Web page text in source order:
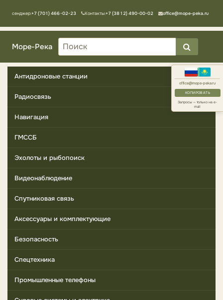
office@mope-peka.ru
КОПИРОВАТЬ
Запросы — только на e-
mail
Мессенджер:+7 (701) 466-02-23 Контакты:+7 (3812) 490-00-02 office@mope-peka.ru
Море-Река
Антидроновые станции
Радиосвязь
Навигация
ГМССБ
Эхолоты и рыбопоиск
Видеонаблюдение
Спутниковая связь
Аксессуары и комплектующие
Безопасность
Спецтехника
Промышленные телефоны